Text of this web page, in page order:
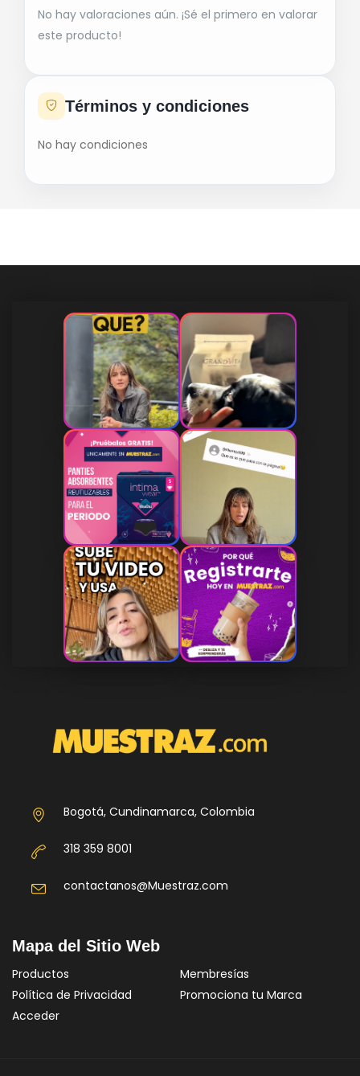
Términos y condiciones
No hay condiciones
No hay valoraciones aún. ¡Sé el primero en valorar
este producto!
Bogotá, Cundinamarca, Colombia
318 359 8001
contactanos@Muestraz.com
Mapa del Sitio Web
Productos
Membresías
Política de Privacidad
Promociona tu Marca
Acceder